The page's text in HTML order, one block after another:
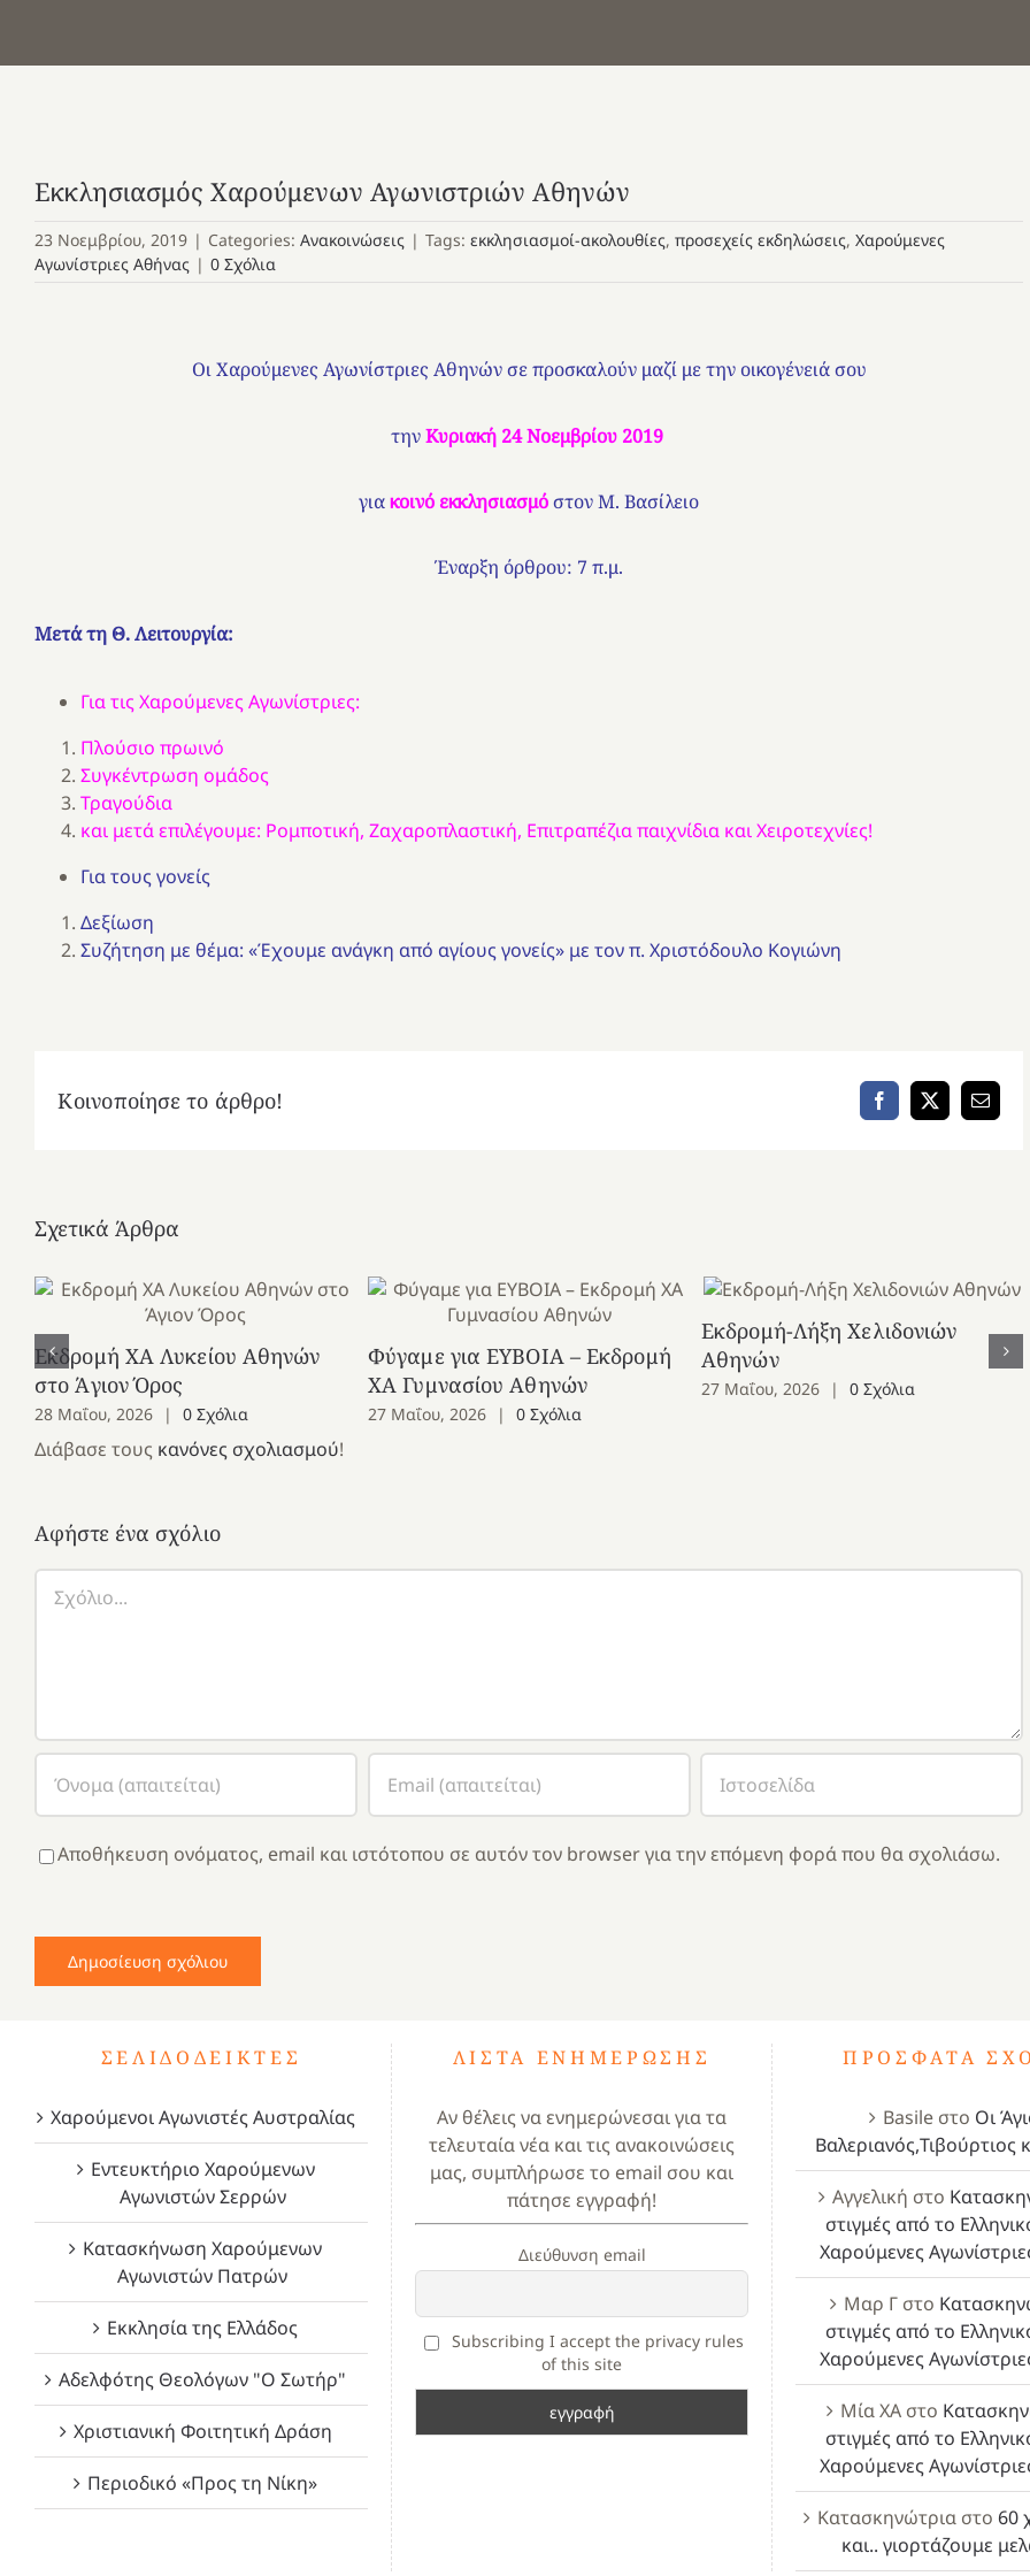
Εκκλησιασμός Χαρούμενων Αγωνιστριών Αθηνών
23 Νοεμβρίου, 2019 | Categories: Ανακοινώσεις | Tags: εκκλησιασμοί-ακολουθίες, προσεχείς εκδηλώσεις, Χαρούμενες
Αγωνίστριες Αθήνας | 0 Σχόλια
Οι Χαρούμενες Αγωνίστριες Αθηνών σε προσκαλούν μαζί με την οικογένειά σου
τηνΚυριακή 24 Νοεμβρίου 2019
γιακοινό εκκλησιασμόστονΜ. Βασίλειο
Έναρξη όρθρου: 7 π.μ.
Μετά τη Θ. Λειτουργία:
Για τις Χαρούμενες Αγωνίστριες:
Πλούσιο πρωινό
Συγκέντρωση ομάδος
Τραγούδια
και μετά επιλέγουμε: Ρομποτική, Ζαχαροπλαστική, Επιτραπέζια παιχνίδια και Χειροτεχνίες!
Για τους γονείς
Δεξίωση
Συζήτηση με θέμα: «Έχουμε ανάγκη από αγίους γονείς» με τον π. Χριστόδουλο Κογιώνη
Κοινοποίησε το άρθρο! Facebook
X Email
Σχετικά Άρθρα
Εκδρομή ΧΑ Λυκείου Αθηνών
στο Άγιον Όρος
28 Μαΐου, 2026 | 0 Σχόλια
Φύγαμε για ΕΥΒΟΙΑ – Εκδρομή
ΧΑ Γυμνασίου Αθηνών
27 Μαΐου, 2026 | 0 Σχόλια
Εκδρομή-Λήξη Χελιδονιών
Αθηνών
27 Μαΐου, 2026 | 0 Σχόλια
Διάβασε τους κανόνες σχολιασμού!
Αφήστε ένα σχόλιο
Αποθήκευση ονόματος, email και ιστότοπου σε αυτόν τον browser για την επόμενη φορά που θα σχολιάσω.
ΣΕΛΙΔΟΔΕΊΚΤΕΣ
Χαρούμενοι Αγωνιστές Αυστραλίας
Εντευκτήριο Χαρούμενων
Αγωνιστών Σερρών
Κατασκήνωση Χαρούμενων
Αγωνιστών Πατρών
Εκκλησία της Ελλάδος
Αδελφότης Θεολόγων "Ο Σωτήρ"
Χριστιανική Φοιτητική Δράση
Περιοδικό «Προς τη Νίκη»
ΛΊΣΤΑ ΕΝΗΜΈΡΩΣΗΣ
Αν θέλεις να ενημερώνεσαι για τα
τελευταία νέα και τις ανακοινώσεις
μας, συμπλήρωσε το email σου και
πάτησε εγγραφή!
Διεύθυνση email
Subscribing I accept the privacy rules
of this site
ΠΡΌΣΦΑΤΑ
Basileστο Οι
Βαλεριανός,Τιβούρτιος
Αγγελική στο
στιγμές από το
Χαρούμενες
Μαρ Γστο
στιγμές από το
Χαρούμενες
Μία ΧΑστο
στιγμές από το
Χαρούμενες
Κατασκηνώτριαστο 60
και.. γιορτάζουμε